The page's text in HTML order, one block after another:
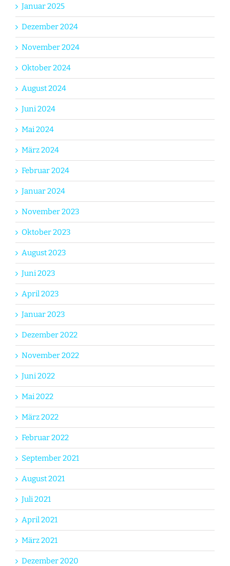
Januar 2025
Dezember 2024
November 2024
Oktober 2024
August 2024
Juni 2024
Mai 2024
März 2024
Februar 2024
Januar 2024
November 2023
Oktober 2023
August 2023
Juni 2023
April 2023
Januar 2023
Dezember 2022
November 2022
Juni 2022
Mai 2022
März 2022
Februar 2022
September 2021
August 2021
Juli 2021
April 2021
März 2021
Dezember 2020